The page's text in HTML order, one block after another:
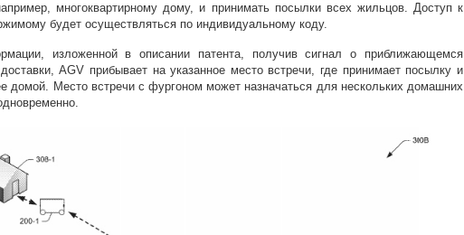
многоквартирному дому, и принимать посылки всех жильцов. Доступ к
будет осуществляться по индивидуальному коду.
изложенной в описании патента, получив сигнал о приближающемся
AGV прибывает на указанное место встречи, где принимает посылку и
домой. Место встречи с фургоном может назначаться для нескольких домашних